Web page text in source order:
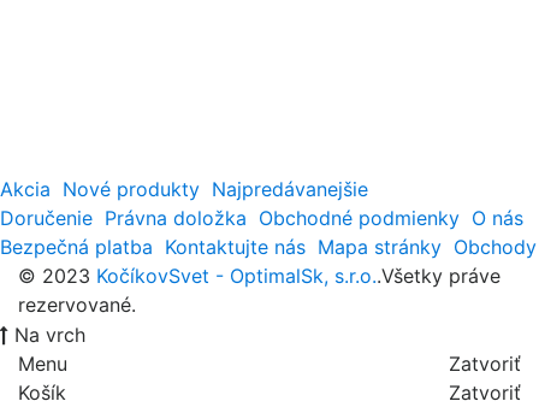
Akcia Nové produkty Najpredávanejšie
Doručenie Právna doložka Obchodné podmienky O nás
Bezpečná platba Kontaktujte nás Mapa stránky Obchody
© 2023 KočíkovSvet - OptimalSk, s.r.o..Všetky práve
rezervované.
Na vrch
Menu
Zatvoriť
Košík
Zatvoriť